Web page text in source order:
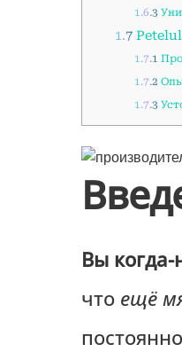
1.6.3
1.7
1.7.1
1.7.2
1.7.3
Вы
что ещё